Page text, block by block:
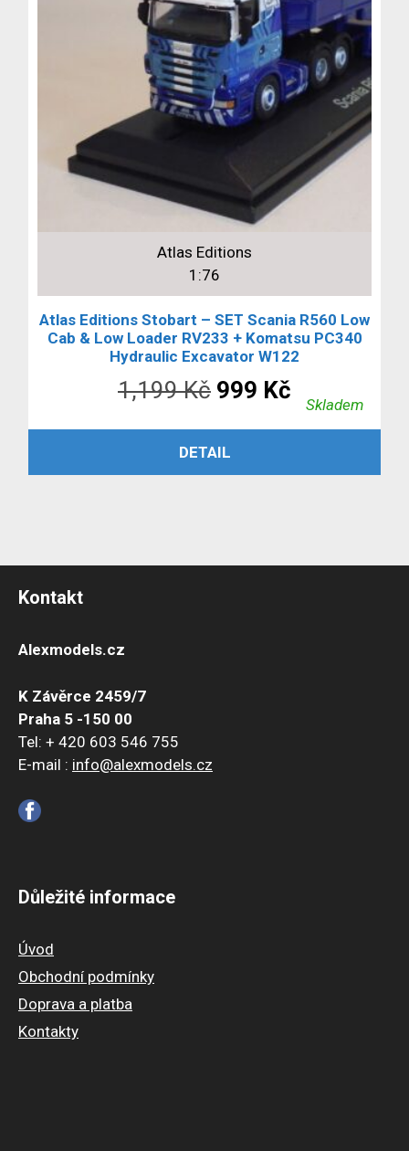
Atlas Editions
1:76
Atlas Editions Stobart – SET Scania R560 Low
Cab & Low Loader RV233 + Komatsu PC340
Hydraulic Excavator W122
1,199Kč Původní
cena
byla:
999 Kč
cena
Skladem
ČTĚTE VÍCE
DETAIL
Kontakt
Alexmodels.cz
K Závěrce 2459/7
Praha 5 -150 00
Tel: + 420 603 546 755
E-mail : info@alexmodels.cz
Důležité informace
Úvod
Obchodní podmínky
Doprava a platba
Kontakty